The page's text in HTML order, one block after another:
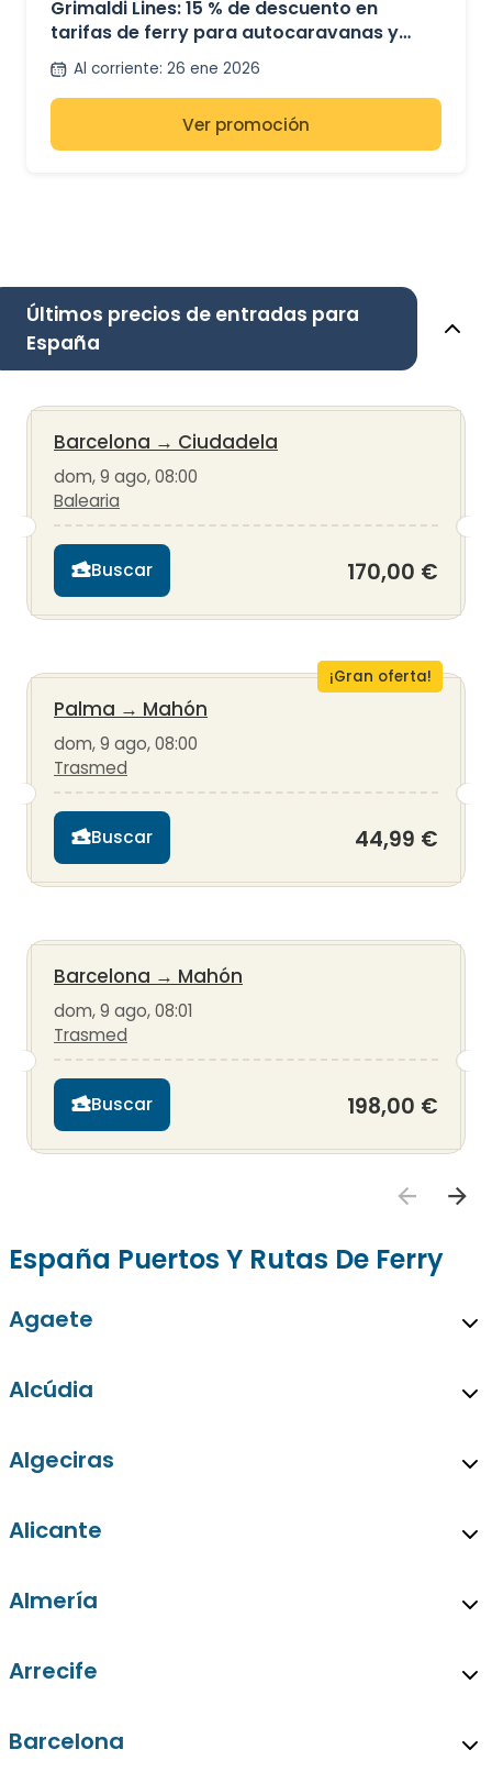
Grimaldi Lines: 15 % de descuento en
tarifas de ferry para autocaravanas y
minibuses
Al corriente: 26 ene 2026
Ver promoción
Últimos precios de entradas para
España
Barcelona → Ciudadela
dom, 9 ago, 08:00
Balearia
Buscar 170,00 €
¡Gran oferta!
Palma → Mahón
dom, 9 ago, 08:00
Trasmed
Buscar 44,99 €
Barcelona → Mahón
dom, 9 ago, 08:01
Trasmed
Buscar 198,00 €
España Puertos Y Rutas De Ferry
Agaete
Alcúdia
Algeciras
Alicante
Almería
Arrecife
Barcelona